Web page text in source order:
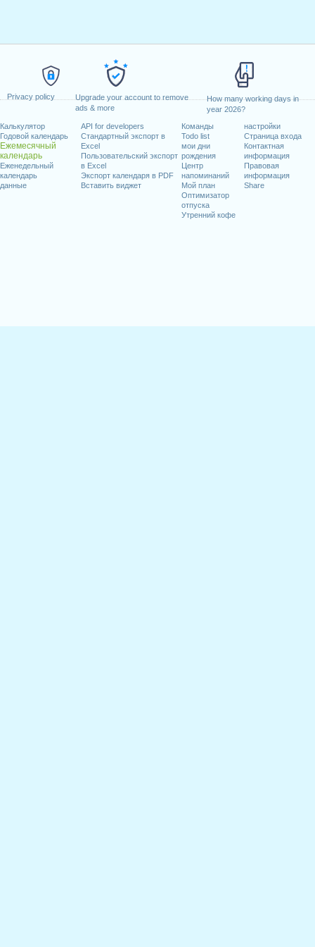
Privacy policy
Upgrade your account to remove
ads & more
How many working days in
year 2026?
Калькулятор
Годовой календарь
Ежемесячный
календарь
Еженедельный
календарь
данные
API for developers
Стандартный экспорт в
Excel
Пользовательский экспорт
в Excel
Экспорт календаря в PDF
Вставить виджет
Команды
Todo list
мои дни
рождения
Центр
напоминаний
Мой план
Оптимизатор
отпуска
Утренний кофе
настройки
Страница входа
Контактная
информация
Правовая
информация
Share